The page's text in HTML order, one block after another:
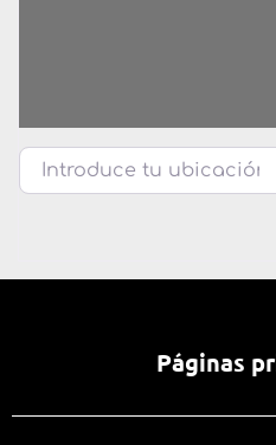
Introduce tu ubicación
Páginas